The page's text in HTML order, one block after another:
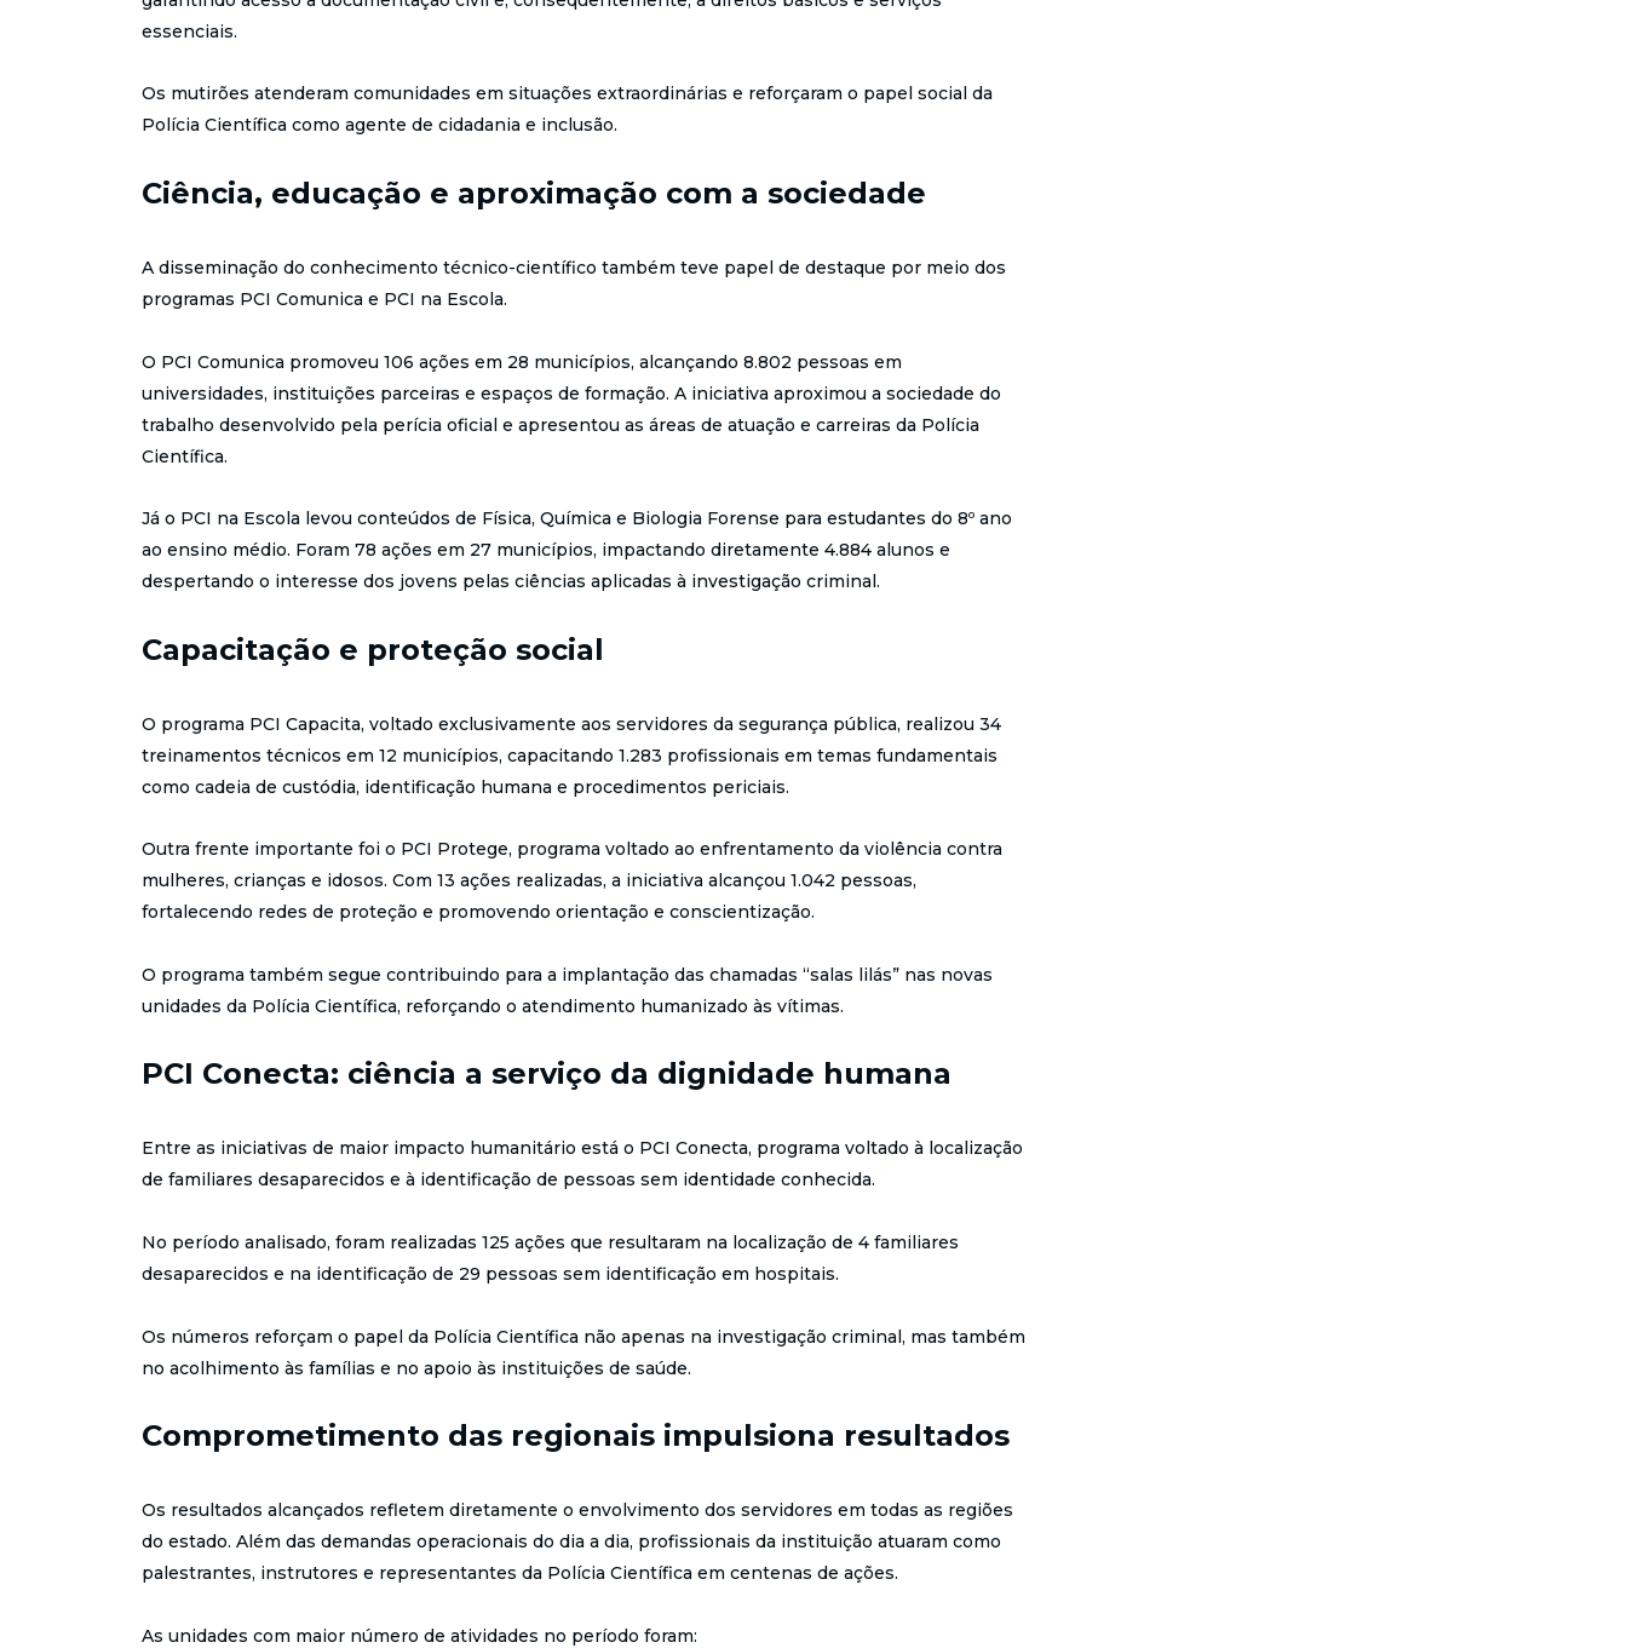
essenciais.
Os mutirões atenderam comunidades em situações extraordinárias e reforçaram o papel social da
Polícia Científica como agente de cidadania e inclusão.
Ciência, educação e aproximação com a sociedade
A disseminação do conhecimento técnico-científico também teve papel de destaque por meio dos
programas PCI Comunica e PCI na Escola.
O PCI Comunica promoveu 106 ações em 28 municípios, alcançando 8.802 pessoas em
universidades, instituições parceiras e espaços de formação. A iniciativa aproximou a sociedade do
trabalho desenvolvido pela perícia oficial e apresentou as áreas de atuação e carreiras da Polícia
Científica.
Já o PCI na Escola levou conteúdos de Física, Química e Biologia Forense para estudantes do 8º ano
ao ensino médio. Foram 78 ações em 27 municípios, impactando diretamente 4.884 alunos e
despertando o interesse dos jovens pelas ciências aplicadas à investigação criminal.
Capacitação e proteção social
O programa PCI Capacita, voltado exclusivamente aos servidores da segurança pública, realizou 34
treinamentos técnicos em 12 municípios, capacitando 1.283 profissionais em temas fundamentais
como cadeia de custódia, identificação humana e procedimentos periciais.
Outra frente importante foi o PCI Protege, programa voltado ao enfrentamento da violência contra
mulheres, crianças e idosos. Com 13 ações realizadas, a iniciativa alcançou 1.042 pessoas,
fortalecendo redes de proteção e promovendo orientação e conscientização.
O programa também segue contribuindo para a implantação das chamadas “salas lilás” nas novas
unidades da Polícia Científica, reforçando o atendimento humanizado às vítimas.
PCI Conecta: ciência a serviço da dignidade humana
Entre as iniciativas de maior impacto humanitário está o PCI Conecta, programa voltado à localização
de familiares desaparecidos e à identificação de pessoas sem identidade conhecida.
No período analisado, foram realizadas 125 ações que resultaram na localização de 4 familiares
desaparecidos e na identificação de 29 pessoas sem identificação em hospitais.
Os números reforçam o papel da Polícia Científica não apenas na investigação criminal, mas também
no acolhimento às famílias e no apoio às instituições de saúde.
Comprometimento das regionais impulsiona resultados
Os resultados alcançados refletem diretamente o envolvimento dos servidores em todas as regiões
do estado. Além das demandas operacionais do dia a dia, profissionais da instituição atuaram como
palestrantes, instrutores e representantes da Polícia Científica em centenas de ações.
As unidades com maior número de atividades no período foram: